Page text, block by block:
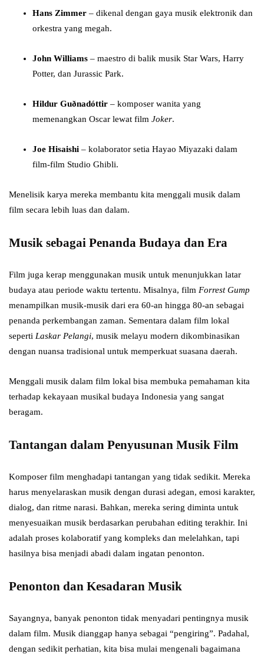
Hans Zimmer – dikenal dengan gaya musik elektronik dan
orkestra yang megah.
John Williams – maestro di balik musik Star Wars, Harry
Potter, dan Jurassic Park.
Hildur Guðnadóttir – komposer wanita yang
memenangkan Oscar lewat film Joker.
Joe Hisaishi – kolaborator setia Hayao Miyazaki dalam
film-film Studio Ghibli.
Menelisik karya mereka membantu kita menggali musik dalam
film secara lebih luas dan dalam.
Musik sebagai Penanda Budaya dan Era
Film juga kerap menggunakan musik untuk menunjukkan latar
budaya atau periode waktu tertentu. Misalnya, film Forrest Gump
menampilkan musik-musik dari era 60-an hingga 80-an sebagai
penanda perkembangan zaman. Sementara dalam film lokal
seperti Laskar Pelangi, musik melayu modern dikombinasikan
dengan nuansa tradisional untuk memperkuat suasana daerah.
Menggali musik dalam film lokal bisa membuka pemahaman kita
terhadap kekayaan musikal budaya Indonesia yang sangat
beragam.
Tantangan dalam Penyusunan Musik Film
Komposer film menghadapi tantangan yang tidak sedikit. Mereka
harus menyelaraskan musik dengan durasi adegan, emosi karakter,
dialog, dan ritme narasi. Bahkan, mereka sering diminta untuk
menyesuaikan musik berdasarkan perubahan editing terakhir. Ini
adalah proses kolaboratif yang kompleks dan melelahkan, tapi
hasilnya bisa menjadi abadi dalam ingatan penonton.
Penonton dan Kesadaran Musik
Sayangnya, banyak penonton tidak menyadari pentingnya musik
dalam film. Musik dianggap hanya sebagai “pengiring”. Padahal,
dengan sedikit perhatian, kita bisa mulai mengenali bagaimana